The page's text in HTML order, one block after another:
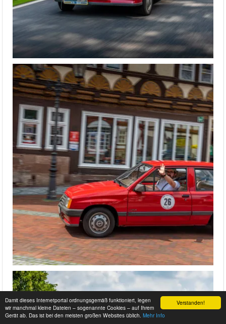
Verstanden!
Damit dieses Internetportal ordnungsgemäß funktioniert, legen
wir manchmal kleine Dateien – sogenannte Cookies – auf Ihrem
Gerät ab. Das ist bei den meisten großen Websites üblich. Mehr Info